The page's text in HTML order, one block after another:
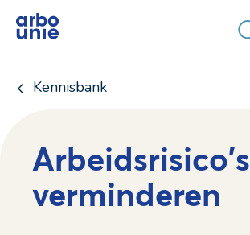
Kennisbank
Arbeidsrisico's
verminderen